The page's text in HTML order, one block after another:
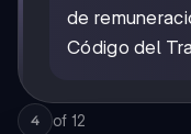
de
Código del
4 of 12